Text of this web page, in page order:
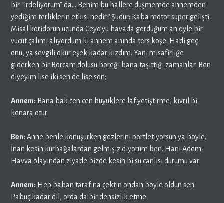
bir “irdeliyorum” da… Benim bu hallere düşmemde annemden
yediğim terliklerin etkisi nedir? Şudur: Kaba motor süper gelişti.
Misal koridorun ucunda Ceyo’yu havada gördüğüm an öyle bir
vücut çalımı alıyordum ki annem anında ters köşe. Hadi geç
onu, ya sevgili okur eşek kadar kızdım. Yani misafirliğe
giderken bir Borcam dolusu böreği bana taşıttığı zamanlar. Ben
diyeyim lise iki sen de lise son;
Annem: Bana bak cen cen büyüklere laf yetiştirme, kıvrıl bi
kenara otur
Ben: Anne benle konuşurken gözlerini pörtletiyorsun ya böyle.
İnan kesin kurbağalardan gelmişiz diyorum ben. Hani Adem-
Havva olayından ziyade bizde kesin bi su canlısı durumu var
Annem: Hep baban tarafına çektin ondan böyle oldun sen.
Pabuç kadar dil, orda da bir densizlik etme